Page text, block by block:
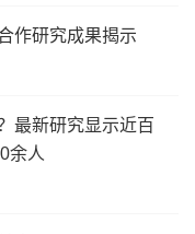
作研究成果揭示
最新研究显示近百
余人